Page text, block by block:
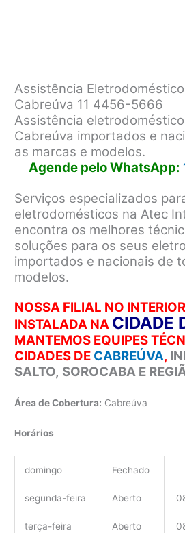
Assistência
Cabreúva 11 4456-5666
Assistência
Cabreúva importados e
as marcas e modelos.
Agende pelo WhatsApp:
Serviços especializados
eletrodomésticos na Atec
encontra os melhores
soluções para os seus
importados e nacionais de
modelos.
NOSSA FILIAL NO
INSTALADA NA CIDADE
MANTEMOS EQUIPES
CIDADES DE CABREÚVA,
SALTO, SOROCABA E
Área de Cobertura: Cabreúva
Horários
domingo Fechado
segunda-feira Aberto
terça-feira Aberto